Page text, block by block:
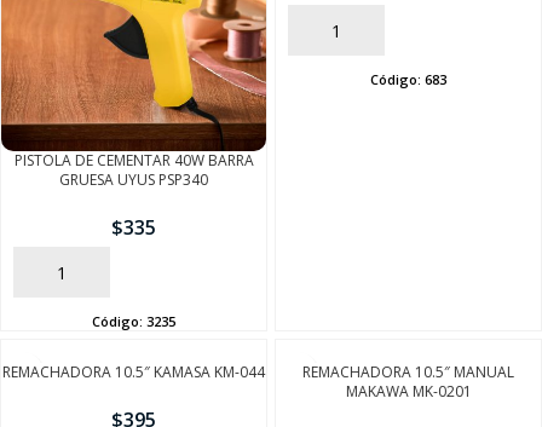
PISTOLA DE CEMENTAR 40W BARRA
GRUESA UYUS PSP340
$335
AÑADIR
Código: 3235
AÑADIR
Código: 683
REMACHADORA 10.5″ KAMASA KM-044
$395
REMACHADORA 10.5″ MANUAL
MAKAWA MK-0201